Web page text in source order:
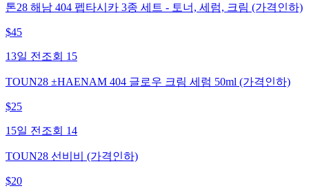
톤28 해남 404 펩타시카 3종 세트 - 토너, 세럼, 크림 (가격인하)
$45
13일 전 조회 15
TOUN28 ±HAENAM 404 글로우 크림 세럼 50ml (가격인하)
$25
15일 전 조회 14
TOUN28 선비비 (가격인하)
$20